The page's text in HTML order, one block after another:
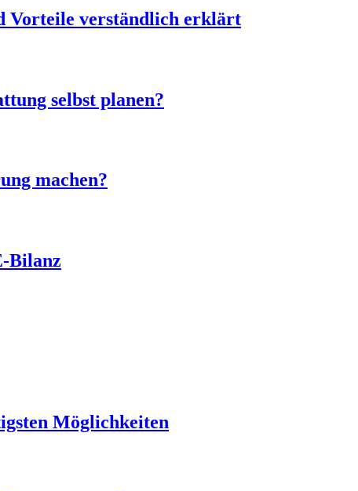
Vorteile verständlich erklärt
selbst planen?
machen?
Bilanz
Möglichkeiten